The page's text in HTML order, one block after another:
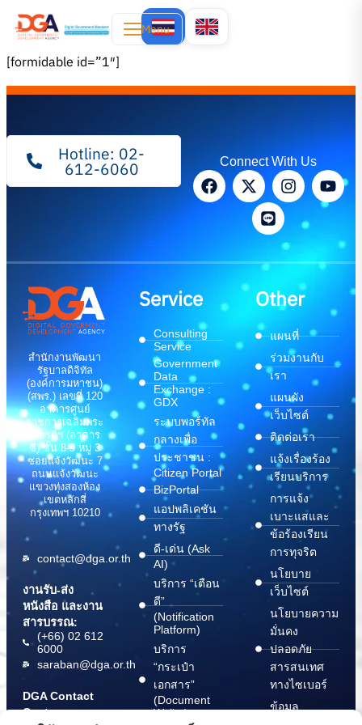
Menu
[formidable id=”1″]
Hotline: 02-
612-6060 Connect With Us
สำนักงานพัฒนา
รัฐบาลดิจิทัล
(องค์การมหาชน)
(สพร.) เลขที่ 120
อาคารศูนย์
ราชการเฉลิมพระ
เกียรติฯ (อาคาร
ซี) ชั้น 8-9 หมู่ 3
ซอยแจ้งวัฒนะ 7
ถนนแจ้งวัฒนะ
แขวงทุ่งสองห้อง
เขตหลักสี่
กรุงเทพฯ 10210
contact@dga.or.th
งานรับ-ส่ง
หนังสือ และงาน
สารบรรณ:
(+66) 02 612
6000
saraban@dga.or.th
DGA Contact
Center:
Service
Consulting
Service
Government
Data
Exchange :
GDX
ระบบพอร์ทัล
กลางเพื่อ
ประชาชน :
Citizen Portal
BizPortal
แอปพลิเคชัน
ทางรัฐ
ดี-เด่น (Ask
AI)
บริการ “เตือน
ดี”
(Notification
Platform)
บริการ
“กระเป๋า
เอกสาร”
(Document
Wallet)
Other
แผนที่
ร่วมงานกับ
เรา
แผนผัง
เว็บไซต์
ติดต่อเรา
แจ้งเรื่องร้อง
เรียนบริการ
การแจ้ง
เบาะแสและ
ข้อร้องเรียน
การทุจริต
นโยบาย
เว็บไซต์
นโยบายความ
มั่นคง
ปลอดภัย
สารสนเทศ
ทางไซเบอร์
ข้อมูล